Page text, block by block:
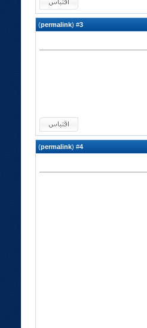
3
(
permalink
)
4
(
permalink
)